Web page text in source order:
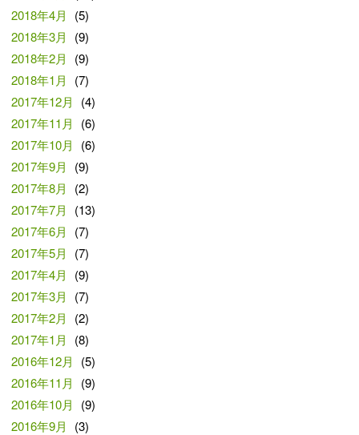
2018年4月
(5)
2018年3月
(9)
2018年2月
(9)
2018年1月
(7)
2017年12月
(4)
2017年11月
(6)
2017年10月
(6)
2017年9月
(9)
2017年8月
(2)
2017年7月
(13)
2017年6月
(7)
2017年5月
(7)
2017年4月
(9)
2017年3月
(7)
2017年2月
(2)
2017年1月
(8)
2016年12月
(5)
2016年11月
(9)
2016年10月
(9)
2016年9月
(3)